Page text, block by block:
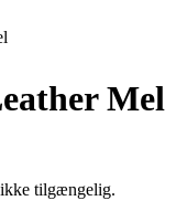
Mel
ikke tilgængelig.